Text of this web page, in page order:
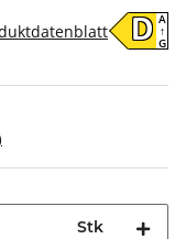
D A
↑
G
Stk